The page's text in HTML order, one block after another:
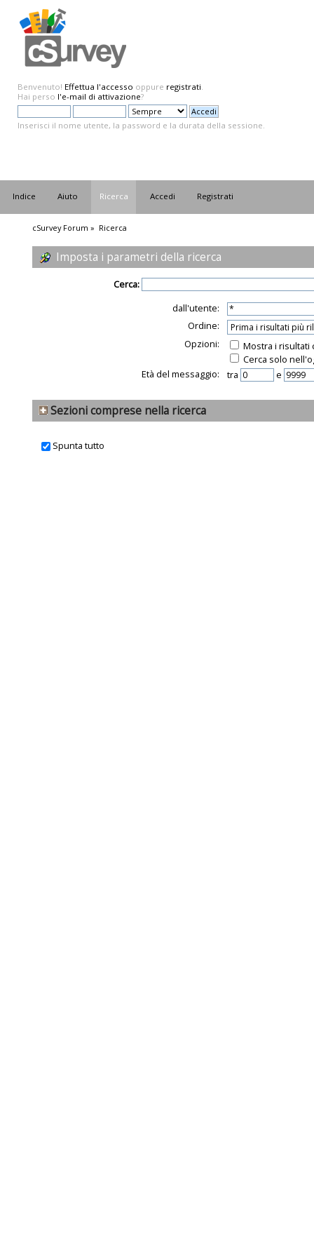
Benvenuto! Effettua l'accesso oppure registrati.
Hai perso l'e-mail di attivazione?
Inserisci il nome utente, la password e la durata della sessione.
Indice Aiuto Ricerca Accedi Registrati
cSurvey Forum » Ricerca
Imposta i parametri della ricerca
Cerca:
dall'utente:
Ordine:
Opzioni:
Mostra i risultati
Cerca solo
Età del messaggio:
tra e
Sezioni comprese nella ricerca
Spunta tutto